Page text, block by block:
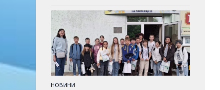
НОВИНИ